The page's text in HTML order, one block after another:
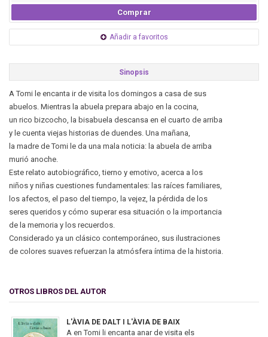
Comprar
Añadir a favoritos
Sinopsis
A Tomi le encanta ir de visita los domingos a casa de sus
abuelos. Mientras la abuela prepara abajo en la cocina,
un rico bizcocho, la bisabuela descansa en el cuarto de arriba
y le cuenta viejas historias de duendes. Una mañana,
la madre de Tomi le da una mala noticia: la abuela de arriba
murió anoche.
Este relato autobiográfico, tierno y emotivo, acerca a los
niños y niñas cuestiones fundamentales: las raíces familiares,
los afectos, el paso del tiempo, la vejez, la pérdida de los
seres queridos y cómo superar esa situación o la importancia
de la memoria y los recuerdos.
Considerado ya un clásico contemporáneo, sus ilustraciones
de colores suaves refuerzan la atmósfera íntima de la historia.
OTROS LIBROS DEL AUTOR
L'ÀVIA DE DALT I L'ÀVIA DE BAIX
A en Tomi li encanta anar de visita els